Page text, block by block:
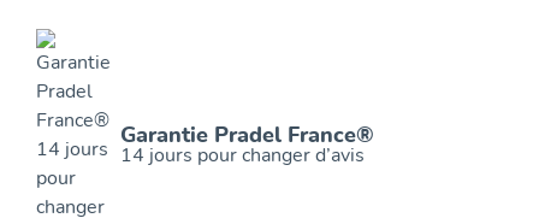
Garantie Pradel France®
14 jours pour changer d’avis